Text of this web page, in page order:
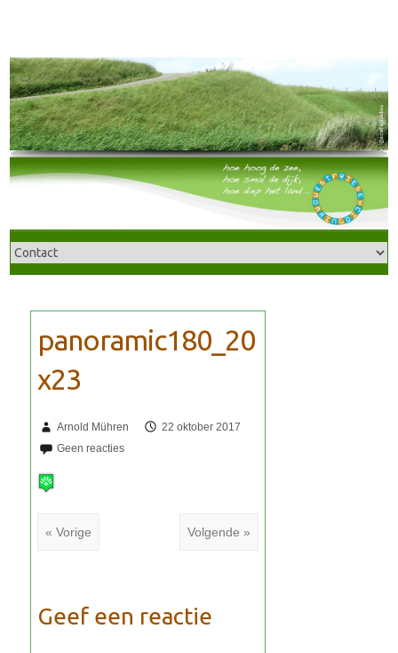
Arnold Mühren 22 oktober 2017
« Vorige Volgende »
Geef een reactie